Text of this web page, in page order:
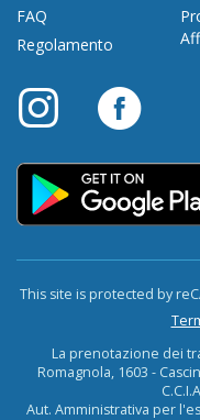
FAQ
Regolamento
This site is protected by
La prenotazione dei
Romagnola, 1603 -
Aut. Amministrativa per